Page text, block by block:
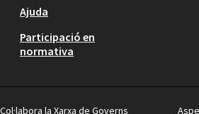
Ajuda
Participació en
normativa
Col·labora la Xarxa de Governs